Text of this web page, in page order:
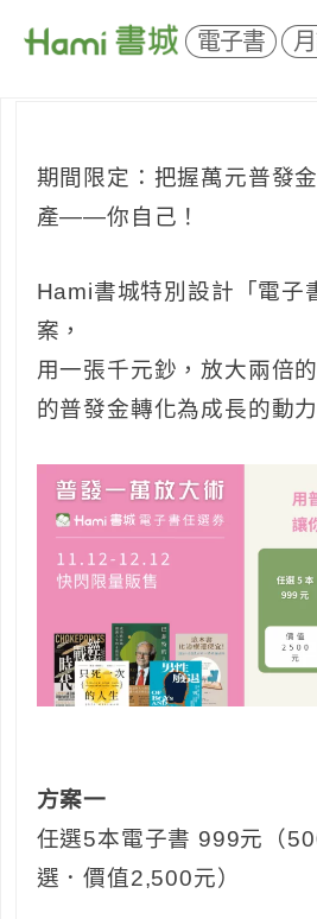
電子書
期間限定：把握萬元普發
產——你自己！
Hami書城特別設計「電子
案，
用一張千元鈔，放大兩倍
的普發金轉化為成長的動力
方案一
任選5本電子書 999元（
選．價值2,500元）